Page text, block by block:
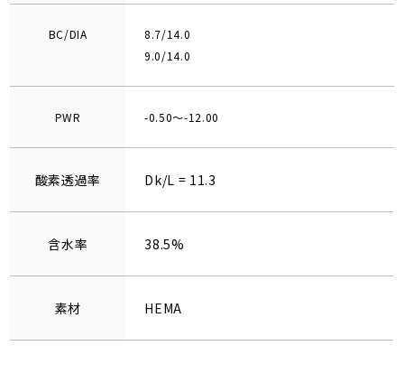
BC/DIA
8.7/14.0
9.0/14.0
PWR -0.50～-12.00
酸素透過率 Dk/L = 11.3
含水率 38.5%
素材 HEMA